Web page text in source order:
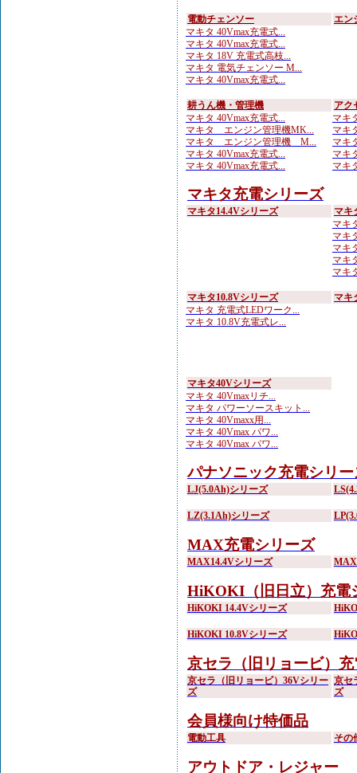
電動チェンソー
マキタ 40Vmax充電式...
マキタ 40Vmax充電式...
マキタ 18V 充電式高枝...
マキタ 電気チェンソー M...
マキタ 40Vmax充電式...
エン
耕うん機・管理機
マキタ 40Vmax充電式...
マキタ エンジン管理機MK...
マキタ エンジン管理機 M...
マキタ 40Vmax充電式...
マキタ 40Vmax充電式...
アク
マキ
マキ
マキ
マキ
マキ
マキタ充電シリーズ
マキタ14.4Vシリーズ
マキ
マキ
マキ
マキ
マキ
マキ
マキタ10.8Vシリーズ
マキタ 充電式LEDワーク...
マキタ 10.8V充電式レ...
マキ
マキタ40Vシリーズ
マキタ 40Vmaxリチ...
マキタ パワーソースキット...
マキタ 40Vmaxx用...
マキタ 40Vmax パワ...
マキタ 40Vmax パワ...
パナソニック充電シリー
LJ(5.0Ah)シリーズ
LZ(3.1Ah)シリーズ
MAX充電シリーズ
MAX14.4Vシリーズ
HiKOKI（旧日立）充電
HiKOKI 14.4Vシリーズ
HiKOKI 10.8Vシリーズ
京セラ（旧リョービ）
京セラ（旧リョービ）36Vシリー
ズ
京セ
ズ
会員様向け特価品
電動工具 その
アウトドア・レジャー